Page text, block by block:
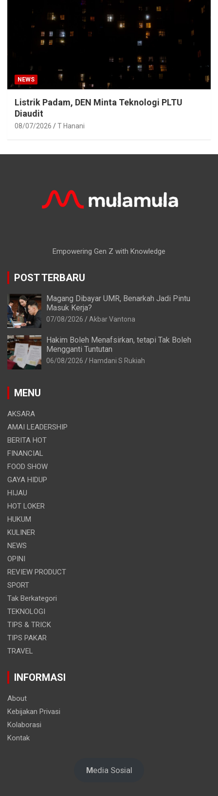
NEWS
Listrik Padam, DEN Minta Teknologi PLTU
Diaudit
08/07/2026 T Hanani
Empowering Gen Z with Knowledge
POST TERBARU
Magang Dibayar UMR, Benarkah Jadi Pintu
Masuk Kerja?
07/08/2026 Akbar Vantona
Hakim Boleh Menafsirkan, tetapi Tak Boleh
Mengganti Tuntutan
06/08/2026 Hamdani S Rukiah
MENU
AKSARA
AMAI LEADERSHIP
BERITA HOT
FINANCIAL
FOOD SHOW
GAYA HIDUP
HIJAU
HOT LOKER
HUKUM
KULINER
NEWS
OPINI
REVIEW PRODUCT
SPORT
Tak Berkategori
TEKNOLOGI
TIPS & TRICK
TIPS PAKAR
TRAVEL
INFORMASI
About
Kebijakan Privasi
Kolaborasi
Kontak
Media Sosial